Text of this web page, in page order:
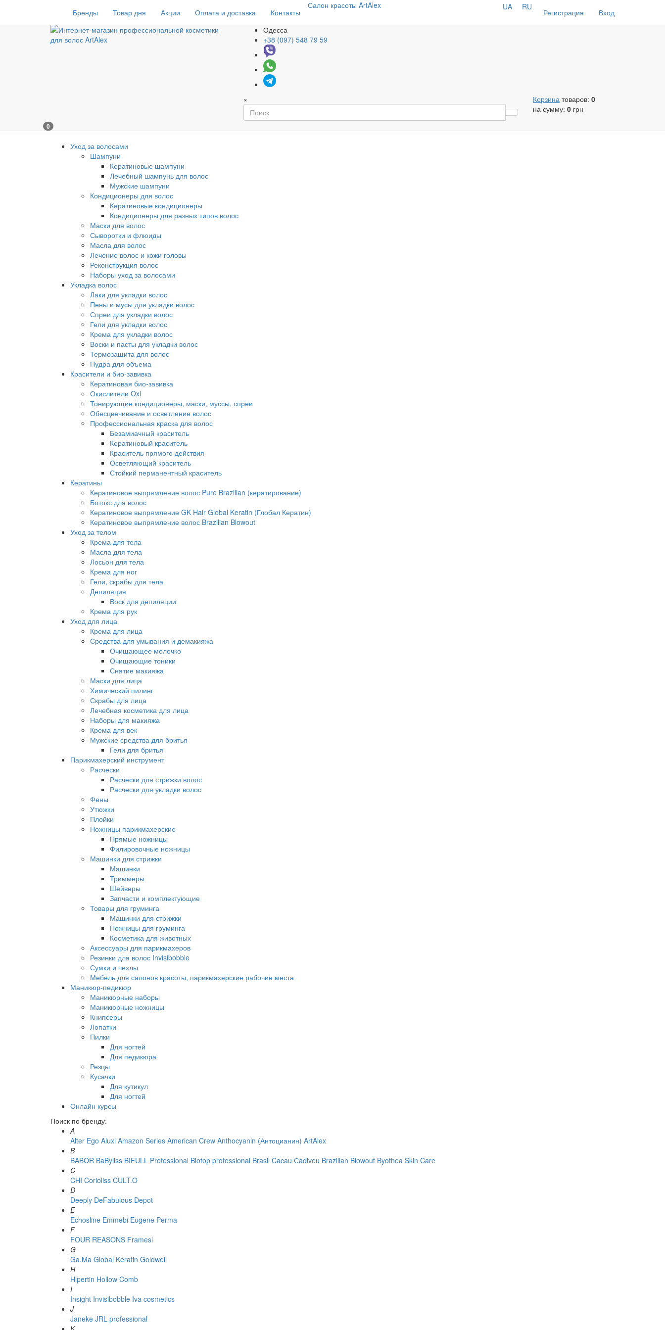
Бренды Товар дня Акции Оплата и доставка Контакты
Салон красоты ArtAlex
Регистрация Вход
UA RU
Одесса
+38 (097) 548 79 59
× Корзина товаров: 0
на сумму: 0 грн
0
Уход за волосами
Шампуни
Кератиновые шампуни
Лечебный шампунь для волос
Мужские шампуни
Кондиционеры для волос
Кератиновые кондиционеры
Кондиционеры для разных типов волос
Маски для волос
Сыворотки и флюиды
Масла для волос
Лечение волос и кожи головы
Реконструкция волос
Наборы уход за волосами
Укладка волос
Лаки для укладки волос
Пены и мусы для укладки волос
Спреи для укладки волос
Гели для укладки волос
Крема для укладки волос
Воски и пасты для укладки волос
Термозащита для волос
Пудра для объема
Красители и био-завивка
Кератиновая био-завивка
Окислители Oxi
Тонирующие кондиционеры, маски, муссы, спреи
Обесцвечивание и осветление волос
Профессиональная краска для волос
Безамиачный краситель
Кератиновый краситель
Краситель прямого действия
Осветляющий краситель
Стойкий перманентный краситель
Кератины
Кератиновое выпрямление волос Pure Brazilian (кератирование)
Ботокс для волос
Кератиновое выпрямление GK Hair Global Keratin (Глобал Кератин)
Кератиновое выпрямление волос Brazilian Blowout
Уход за телом
Крема для тела
Масла для тела
Лосьон для тела
Крема для ног
Гели, скрабы для тела
Депиляция
Воск для депиляции
Крема для рук
Уход для лица
Крема для лица
Средства для умывания и демакияжа
Очищающее молочко
Очищающие тоники
Снятие макияжа
Маски для лица
Химический пилинг
Скрабы для лица
Лечебная косметика для лица
Наборы для макияжа
Крема для век
Мужские средства для бритья
Гели для бритья
Парикмахерский инструмент
Расчески
Расчески для стрижки волос
Расчески для укладки волос
Фены
Утюжки
Плойки
Ножницы парикмахерские
Прямые ножницы
Филировочные ножницы
Машинки для стрижки
Машинки
Триммеры
Шейверы
Запчасти и комплектующие
Товары для груминга
Машинки для стрижки
Ножницы для груминга
Косметика для животных
Аксессуары для парикмахеров
Резинки для волос Invisibobble
Сумки и чехлы
Мебель для салонов красоты, парикмахерские рабочие места
Маникюр-педикюр
Маникюрные наборы
Маникюрные ножницы
Книпсеры
Лопатки
Пилки
Для ногтей
Для педикюра
Резцы
Кусачки
Для кутикул
Для ногтей
Онлайн курсы
Поиск по бренду:
A
Alter Ego Aluxi Amazon Series American Crew Anthocyanin (Антоцианин) ArtAlex
B
BABOR BaByliss BIFULL Professional Biotop professional Brasil Cacau Сadiveu Brazilian Blowout Byothea Skin Care
C
CHI Corioliss CULT.O
D
Deeply DeFabulous Depot
E
Echosline Emmebi Eugene Perma
F
FOUR REASONS Framesi
G
Ga.Ma Global Keratin Goldwell
H
Hipertin Hollow Comb
I
Insight Invisibobble Iva cosmetics
J
Janeke JRL professional